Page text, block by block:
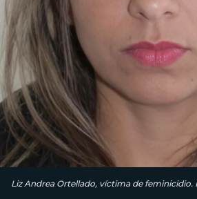
Liz Andrea Ortellado, víctima de feminicidio.